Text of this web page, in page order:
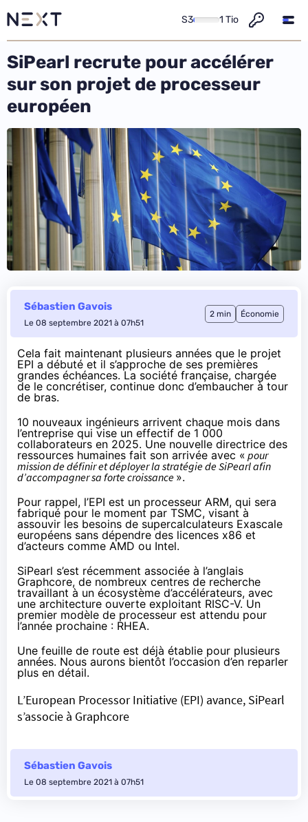
S3 1 Tio
SiPearl recrute pour accélérer
sur son projet de processeur
européen
Sébastien Gavois
Le 08 septembre 2021 à 07h51
2 min Économie
Cela fait maintenant plusieurs années que le projet
EPI a débuté et il s’approche de ses premières
grandes échéances. La société française, chargée
de le concrétiser, continue donc d’embaucher à tour
de bras.
10 nouveaux ingénieurs arrivent chaque mois dans
l’entreprise qui vise un effectif de 1 000
collaborateurs en 2025. Une nouvelle directrice des
ressources humaines fait son arrivée avec « pour
mission de définir et déployer la stratégie de SiPearl afin
d’accompagner sa forte croissance ».
Pour rappel, l’EPI est un processeur ARM, qui sera
fabriqué pour le moment par TSMC, visant à
assouvir les besoins de supercalculateurs Exascale
européens sans dépendre des licences x86 et
d’acteurs comme AMD ou Intel.
SiPearl s’est récemment associée à l’anglais
Graphcore, de nombreux centres de recherche
travaillant à un écosystème d’accélérateurs, avec
une architecture ouverte exploitant RISC-V. Un
premier modèle de processeur est attendu pour
l’année prochaine : RHEA.
Une feuille de route est déjà établie pour plusieurs
années. Nous aurons bientôt l’occasion d’en reparler
plus en détail.
L’European Processor Initiative (EPI) avance, SiPearl
s’associe à Graphcore
Sébastien Gavois
Le 08 septembre 2021 à 07h51